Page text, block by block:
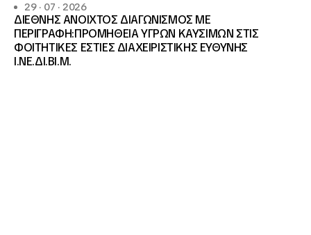
29 · 07 · 2026
ΔΙΕΘΝΗΣ ΑΝΟΙΧΤΟΣ ΔΙΑΓΩΝΙΣΜΟΣ ΜΕ
ΠΕΡΙΓΡΑΦΗ:ΠΡΟΜΗΘΕΙΑ ΥΓΡΩΝ ΚΑΥΣΙΜΩΝ ΣΤΙΣ
ΦΟΙΤΗΤΙΚΕΣ ΕΣΤΙΕΣ ΔΙΑΧΕΙΡΙΣΤΙΚΗΣ ΕΥΘΥΝΗΣ
Ι.ΝΕ.ΔΙ.ΒΙ.Μ.